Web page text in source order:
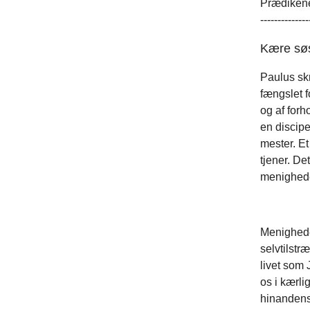
Kære
Paulus
fængslet
og af
en
mester.
tjener.
livet som
os i